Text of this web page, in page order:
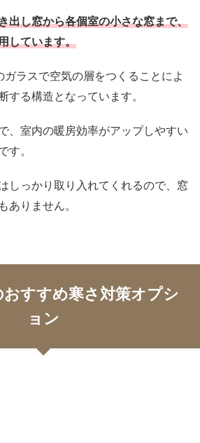
出し窓から各個室の小さな窓まで、
しています。
ラスで空気の層をつくることによ
する構造となっています。
、室内の暖房効率がアップしやすい
す。
しっかり取り入れてくれるので、窓
ありません。
すすめ寒さ対策オプシ
ョン